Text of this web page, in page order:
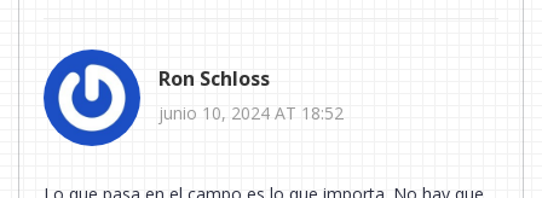
Ron Schloss
junio 10, 2024 AT 18:52
Lo que pasa en el campo es lo que importa. No hay que